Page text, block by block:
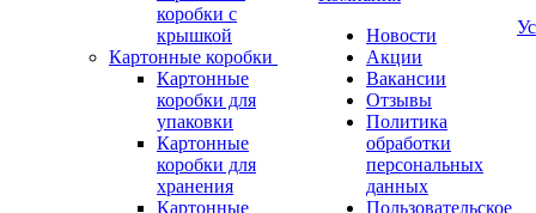
коробки с
крышкой
Картонные коробки
Картонные
коробки для
упаковки
Картонные
коробки для
хранения
Картонные
Новости
Акции
Вакансии
Отзывы
Политика
обработки
персональных
данных
Пользовательское